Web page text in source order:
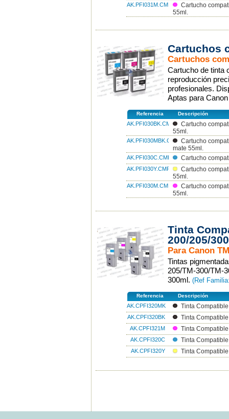
AK.PFI031M.CMP
Cartucho
55ml.
Cartuchos
Cartuchos
Cartucho de tinta
reproducción
profesionales.
Aptas para
Referencia Descripción
AK.PFI030BK.CMP
Cartucho
55ml.
AK.PFI030MBK.CMP Cartucho
mate 55ml.
AK.PFI030C.CMP Cartucho
AK.PFI030Y.CMP
Cartucho
55ml.
AK.PFI030M.CMP
Cartucho
55ml.
Tinta
200/205/
Para Canon
Tintas
205/TM-300/TM-
300ml. (Ref
Referencia Descripción
AK.CPFI320MK Tinta
AK.CPFI320BK Tinta
AK.CPFI321M Tinta
AK.CPFI320C Tinta
AK.CPFI320Y Tinta